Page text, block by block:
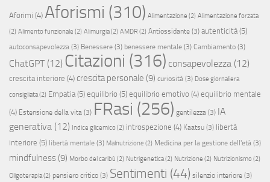
Aforimi (4) Aforismi (310) Alimentazione (2) Alimentazione forzata
(2) Alimento funzionale (2) Alimurgia(2) AMDR (2) Antiossidante (3) autenticità (5)
autoconsapevolezza (3) Benessere (3) benessere mentale (3) Cambiamento (3)
ChatGPT(12) Citazioni (316) consapevolezza (12)
crescita interiore (4) crescita personale (9) curiosità (3) Dose giornaliera
consigliata(2) Empatia (5) equilibrio (5) equilibrio emotivo (4) equilibrio mentale
(4) Estensione della vita (3) FRasi (256) gentilezza (3) IA
generativa (12) Indice glicemico (2) introspezione (4) Kaatsu (3) libertà
interiore (5) libertà mentale (3) Malnutrizione (2) Medicina per la gestione dell'età (3)
mindfulness (9) Morbo del caribù (2) Nutrigenetica(2) Nutrizione (2) Nutrizionismo (2)
Oligoterapia(2) pensiero critico (3) Sentimenti (44) silenzio interiore (3)